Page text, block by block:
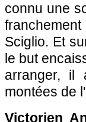
connu une
Sciglio. Et
le but
arranger, il
montées de
Victorien